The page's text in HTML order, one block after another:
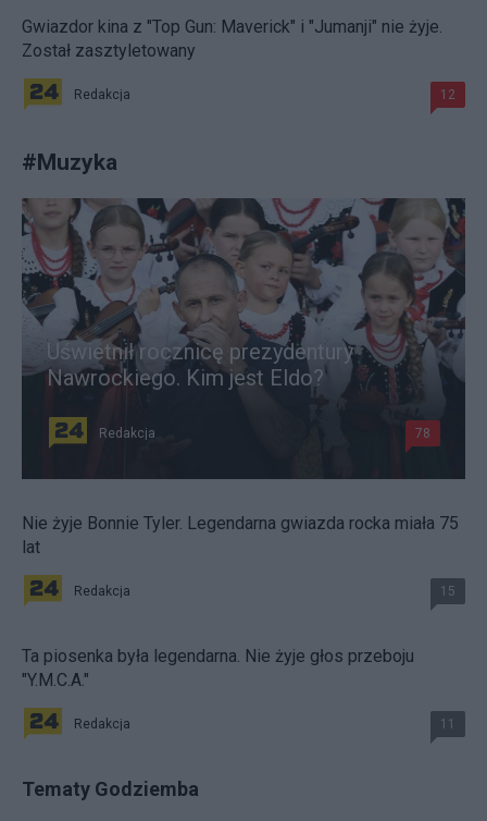
Gwiazdor kina z "Top Gun: Maverick" i "Jumanji" nie żyje.
Został zasztyletowany
Redakcja 12
#Muzyka
Uświetnił rocznicę prezydentury
Nawrockiego. Kim jest Eldo?
Redakcja 78
Nie żyje Bonnie Tyler. Legendarna gwiazda rocka miała 75
lat
Redakcja 15
Ta piosenka była legendarna. Nie żyje głos przeboju
"Y.M.C.A."
Redakcja 11
Tematy Godziemba